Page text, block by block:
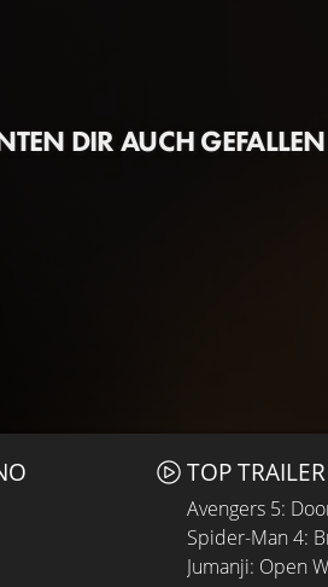
DIR AUCH GEFALLEN
TOP TRAILER
Avengers 5:
Spider-Man 4:
Jumanji: Open